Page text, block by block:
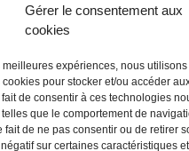
Gérer le consentement aux
cookies
meilleures expériences, nous
pour stocker et/ou accéder
de consentir à ces technologies
que le comportement de
fait de ne pas consentir ou de retirer
sur certaines caractéristiques